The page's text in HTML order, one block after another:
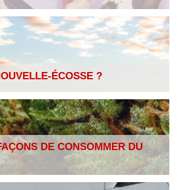
ÉCOSSE ?
DE CONSOMMER DU